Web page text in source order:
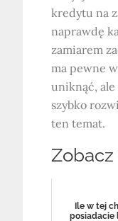
kredytu na
naprawdę
zamiarem
ma pewne
uniknąć, ale
szybko
ten temat.
Zobacz
Ile w tej
posiadacie